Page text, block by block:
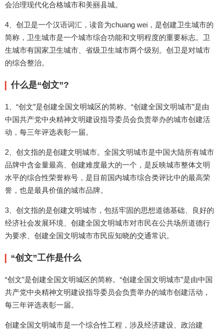
会治理现代化合格城市和美丽县城。
4、创卫是一个汉语词汇，读音为chuang wei，是创建卫生城市的
简称，卫生城市是一个城市综合功能和文明程度的重要标志。卫
生城市有国家卫生城市、省级卫生城市两个级别。创卫是对城市
的综合整治。
什么是“创文”?
1、“创文”是创建全国文明城区的简称。“创建全国文明城市”是由
中国共产党中央精神文明建设指导委员会负责举办的城市创建活
动，每三年评选表彰一届。
2、创文指的是创建文明城市。全国文明城市是中国大陆所有城市
品牌中含金量最高、创建难度最大的一个，是反映城市整体文明
水平的综合性荣誉称号，是目前国内城市综合类评比中的最高荣
誉，也是最具价值的城市品牌。
3、创文指的是创建文明城市，包括牢固的思想道德基础、良好的
经济社会发展环境、创建全国文明城市对市民在公共场所道德行
为要求、创建全国文明城市市民应知晓的交通常识。
“创文”工作是什么
“创文”是创建全国文明城区的简称。“创建全国文明城市”是由中国
共产党中央精神文明建设指导委员会负责举办的城市创建活动，
每三年评选表彰一届。
创建全国文明城市是一个综合性工程，涉及经济建设、政治建